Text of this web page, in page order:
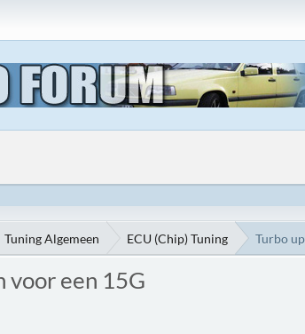
Tuning Algemeen ECU (Chip) Tuning Turbo
voor een 15G